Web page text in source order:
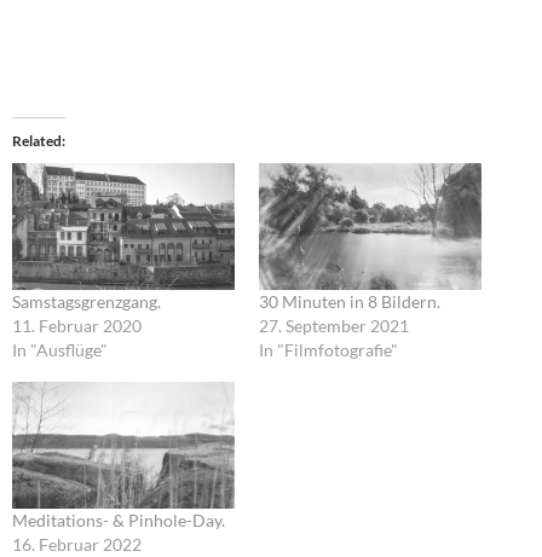
Related
Samstagsgrenzgang.
11. Februar 2020
In "Ausflüge"
30 Minuten in 8 Bildern.
27. September 2021
In "Filmfotografie"
Meditations- & Pinhole-Day.
16. Februar 2022